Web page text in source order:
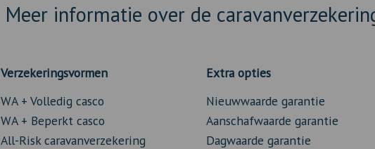
Meer informatie over de
Verzekeringsvormen
WA + Volledig casco
WA + Beperkt casco
All-Risk caravanverzekering
Extra opties
Nieuwwaarde garantie
Aanschafwaarde garantie
Dagwaarde garantie